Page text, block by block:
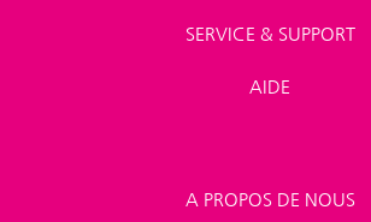
SERVICE & SUPPORT
AIDE
A PROPOS DE NOUS